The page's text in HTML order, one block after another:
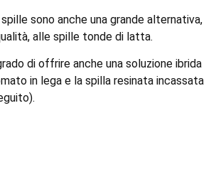
sono anche una grande alternativa,
alle spille tonde di latta.
di offrire anche una soluzione ibrida
in lega e la spilla resinata incassata